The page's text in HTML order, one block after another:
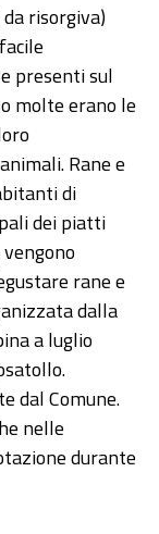
risorgiva)
presenti sul
molte erano le
Rane e
di
dei piatti
rane e
dalla
a luglio
dal Comune.
nelle
durante